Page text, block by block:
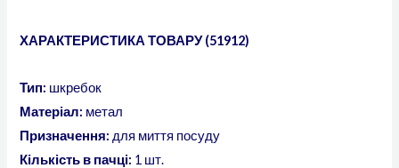
ХАРАКТЕРИСТИКА ТОВАРУ (51912)
Тип: шкребок
Матеріал: метал
Призначення: для миття посуду
Кількість в пачці: 1 шт.